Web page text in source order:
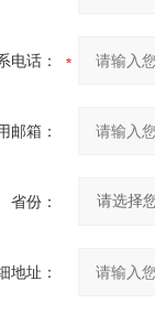
电话：
邮箱：
省份：
地址：